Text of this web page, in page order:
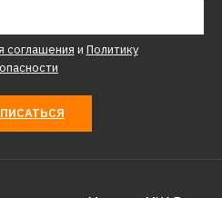
соглашения и Политику